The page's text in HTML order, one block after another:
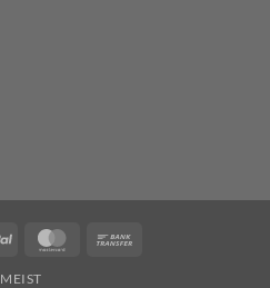
PayPal MasterCard
MEIST